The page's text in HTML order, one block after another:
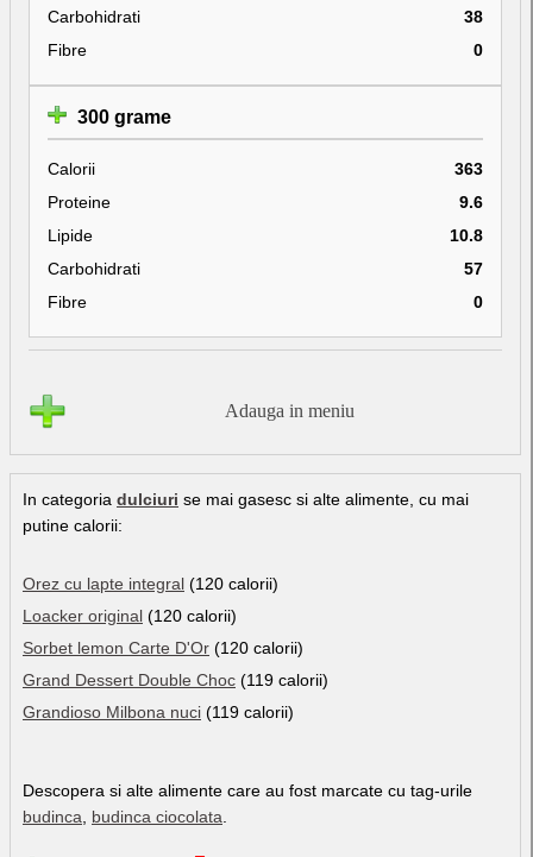
Carbohidrati
38
Fibre
0
300 grame
Calorii
363
Proteine
9.6
Lipide
10.8
Carbohidrati
57
Fibre
0
Adauga in meniu
In categoria dulciuri se mai gasesc si alte alimente, cu mai
putine calorii:
Orez cu lapte integral (120 calorii)
Loacker original (120 calorii)
Sorbet lemon Carte D'Or (120 calorii)
Grand Dessert Double Choc (119 calorii)
Grandioso Milbona nuci (119 calorii)
Descopera si alte alimente care au fost marcate cu tag-urile
budinca
budinca ciocolata